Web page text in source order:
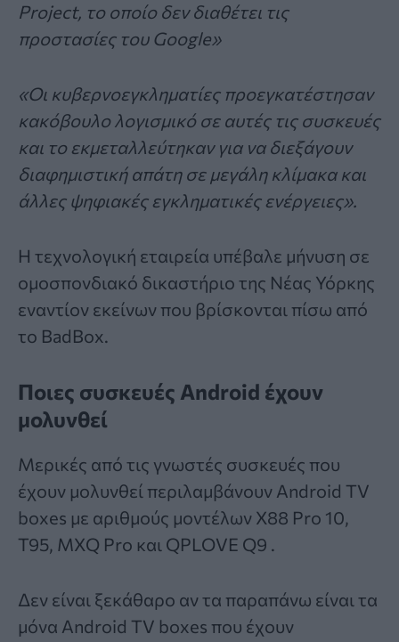
Project, το οποίο δεν διαθέτει τις
προστασίες του Google»
«Οι κυβερνοεγκληματίες προεγκατέστησαν
κακόβουλο λογισμικό σε αυτές τις συσκευές
και το εκμεταλλεύτηκαν για να διεξάγουν
διαφημιστική απάτη σε μεγάλη κλίμακα και
άλλες ψηφιακές εγκληματικές ενέργειες».
Η τεχνολογική εταιρεία υπέβαλε μήνυση σε
ομοσπονδιακό δικαστήριο της Νέας Υόρκης
εναντίον εκείνων που βρίσκονται πίσω από
το BadBox.
Ποιες συσκευές Android έχουν
μολυνθεί
Μερικές από τις γνωστές συσκευές που
έχουν μολυνθεί περιλαμβάνουν Android TV
boxes με αριθμούς μοντέλων X88 Pro 10,
T95, MXQ Pro και QPLOVE Q9 .
Δεν είναι ξεκάθαρο αν τα παραπάνω είναι τα
μόνα Android TV boxes που έχουν